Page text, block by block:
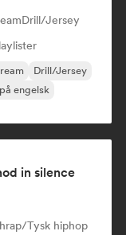
Drill/Jersey
Drill/Jersey
engelsk
in silence
Tysk hiphop